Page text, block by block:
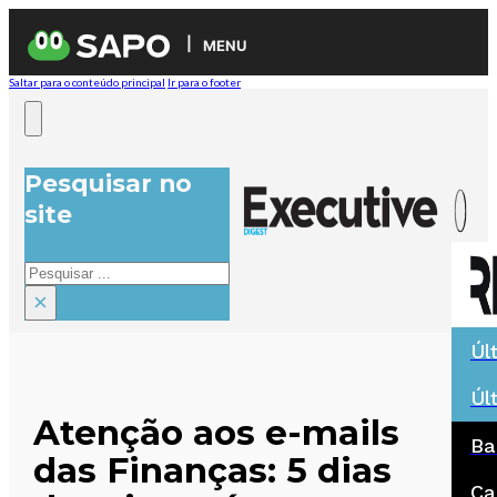
MENU
Saltar para o conteúdo principal Ir para o footer
Pesquisar no
site
Pesquisar
×
Atenção aos e-mails
das Finanças: 5 dias